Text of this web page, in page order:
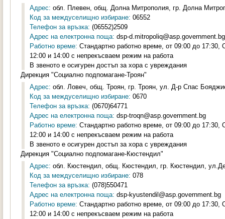
Адрес: обл. Плевен, общ. Долна Митрополия, гр. Долна
Код за междуселищно избиране: 06552
Телефон за връзка: (06552)2509
Адрес на електронна поща: dsp-d.mitropoliq@asp.government.bg
Работно време: Стандартно работно време, от 09:00 до
12:00 и 14:00 с непрекъсваем режим на работа
В звеното е осигурен достъп за хора с увреждания
Дирекция "Социално подпомагане-Троян"
Адрес: обл. Ловеч, общ. Троян, гр. Троян, ул. Д-р Спас
Код за междуселищно избиране: 0670
Телефон за връзка: (0670)64771
Адрес на електронна поща: dsp-troqn@asp.government.bg
Работно време: Стандартно работно време, от 09:00 до
12:00 и 14:00 с непрекъсваем режим на работа
В звеното е осигурен достъп за хора с увреждания
Дирекция "Социално подпомагане-Кюстендил"
Адрес: обл. Кюстендил, общ. Кюстендил, гр. Кюстендил,
Код за междуселищно избиране: 078
Телефон за връзка: (078)550471
Адрес на електронна поща: dsp-kyustendil@asp.government.bg
Работно време: Стандартно работно време, от 09:00 до
12:00 и 14:00 с непрекъсваем режим на работа